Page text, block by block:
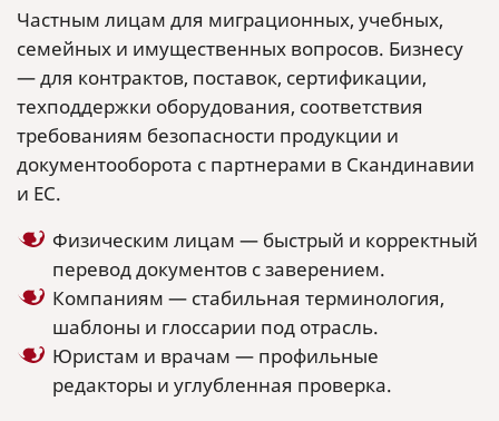
Частным лицам для миграционных, учебных,
семейных и имущественных вопросов. Бизнесу
— для контрактов, поставок, сертификации,
техподдержки оборудования, соответствия
требованиям безопасности продукции и
документооборота с партнерами в Скандинавии
и ЕС.
Физическим лицам — быстрый и корректный
перевод документов с заверением.
Компаниям — стабильная терминология,
шаблоны и глоссарии под отрасль.
Юристам и врачам — профильные
редакторы и углубленная проверка.